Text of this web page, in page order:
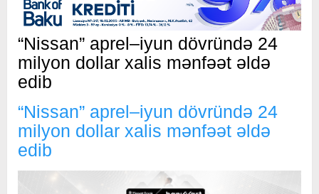
“Nissan” aprel–iyun dövründə 24
milyon dollar xalis mənfəət əldə
edib
“Nissan” aprel–iyun dövründə 24
milyon dollar xalis mənfəət əldə
edib